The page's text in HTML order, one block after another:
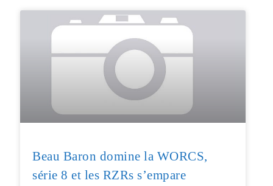
Beau Baron domine la WORCS,
série 8 et les RZRs s’empare